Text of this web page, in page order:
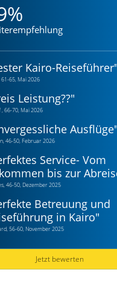
Kairo-Reiseführer"
65, Mai 2026
Leistung??"
, 66-70, Mai 2026
Ausflüge"
46-50, Februar 2026
Service- Vom
bis zur
46-50, Dezember 2025
Betreuung und
in Kairo"
56-60, November 2025
Jetzt bewerten